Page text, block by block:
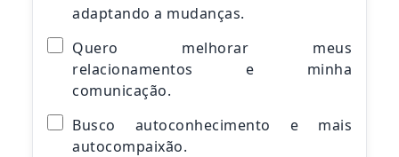
adaptando a mudanças.
Quero melhorar meus
relacionamentos e minha
comunicação.
Busco autoconhecimento e mais
autocompaixão.